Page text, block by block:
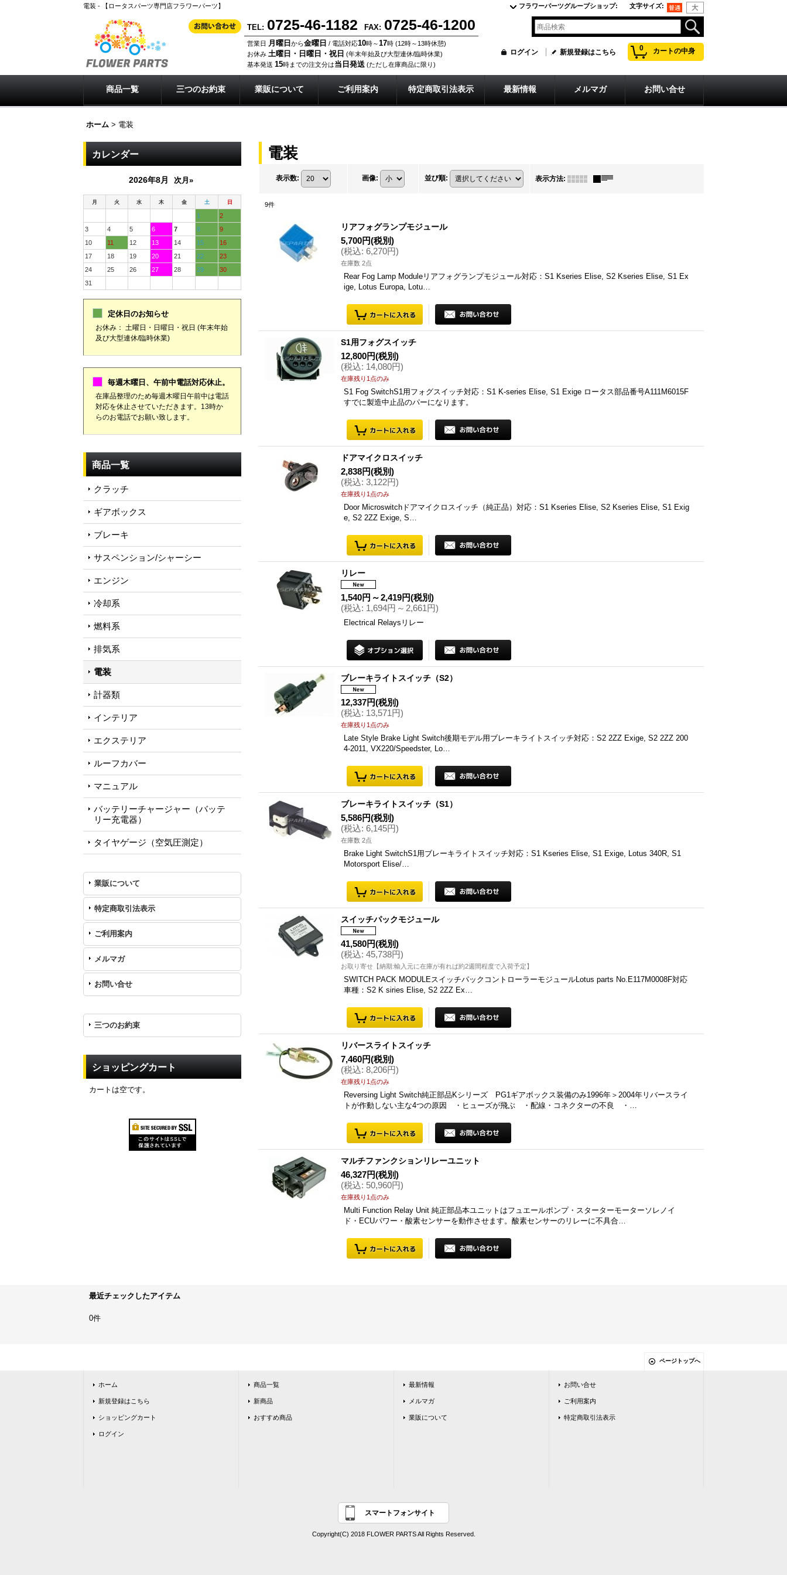
電装 - 【ロータスパーツ専門店フラワーパーツ】 文字サイズ:
フラワーパーツグループショップ:
TEL: 0725-46-1182 FAX: 0725-46-1200
営業日 月曜日 から金曜日 / 電話対応10時～17時 (12時～13時休憩)
お休み 土曜日・日曜日・祝日 (年末年始及び大型連休/臨時休業)
基本発送 15時までの注文分は当日発送 (ただし在庫商品に限り)
0 カートの中身
ログイン 新規登録はこちら
商品一覧 三つのお約束 業販について ご利用案内 特定商取引法表示 最新情報 メルマガ お問い合せ
ホーム > 電装
カレンダー
2026年8月 次月»
月 火 水 木 金 土 日
1
2
3
4 5 6 7 8
9
10
11 12 13 14 15
16
17
18 19 20 21 22
23
24
25 26 27 28 29
30
31
定休日のお知らせ
お休み： 土曜日・日曜日・祝日 (年末年始
及び大型連休/臨時休業)
毎週木曜日、午前中電話対応休止。
在庫品整理のため毎週木曜日午前中は電話
対応を休止させていただきます。13時か
らのお電話でお願い致します。
商品一覧
クラッチ
ギアボックス
ブレーキ
サスペンション/シャーシー
エンジン
冷却系
燃料系
排気系
電装
計器類
インテリア
エクステリア
ルーフカバー
マニュアル
バッテリーチャージャー（バッテ
リー充電器）
タイヤゲージ（空気圧測定）
業販について
特定商取引法表示
ご利用案内
メルマガ
お問い合せ
三つのお約束
ショッピングカート
カートは空です。
電装
表示数: 画像: 並び順: 表示方法:
9件
リアフォグランプモジュール
5,700円(税別)
(税込: 6,270円)
在庫数 2点
Rear Fog Lamp Moduleリアフォグランプモジュール対応：S1 Kseries Elise, S2 Kseries Elise, S1 Ex
ige, Lotus Europa, Lotu…
S1用フォグスイッチ
12,800円(税別)
(税込: 14,080円)
在庫残り1点のみ
S1 Fog SwitchS1用フォグスイッチ対応：S1 K-series Elise, S1 Exige ロータス部品番号A111M6015F
すでに製造中止品のパーになります。
ドアマイクロスイッチ
2,838円(税別)
(税込: 3,122円)
在庫残り1点のみ
Door Microswitchドアマイクロスイッチ（純正品）対応：S1 Kseries Elise, S2 Kseries Elise, S1 Exig
e, S2 2ZZ Exige, S…
リレー
1,540円 ～2,419円(税別)
(税込: 1,694円 ～ 2,661円)
Electrical Relaysリレー
ブレーキライトスイッチ（S2）
12,337円(税別)
(税込: 13,571円)
在庫残り1点のみ
Late Style Brake Light Switch後期モデル用ブレーキライトスイッチ対応：S2 2ZZ Exige, S2 2ZZ 200
4-2011, VX220/Speedster, Lo…
ブレーキライトスイッチ（S1）
5,586円(税別)
(税込: 6,145円)
在庫数 2点
Brake Light SwitchS1用ブレーキライトスイッチ対応：S1 Kseries Elise, S1 Exige, Lotus 340R, S1
Motorsport Elise/…
スイッチパックモジュール
41,580円(税別)
(税込: 45,738円)
お取り寄せ【納期:輸入元に在庫が有れば約2週間程度で入荷予定】
SWITCH PACK MODULEスイッチパックコントローラーモジュールLotus parts No.E117M0008F対応
車種：S2 K siries Elise, S2 2ZZ Ex…
リバースライトスイッチ
7,460円(税別)
(税込: 8,206円)
在庫残り1点のみ
Reversing Light Switch純正部品Kシリーズ PG1ギアボックス装備のみ1996年＞2004年リバースライ
トが作動しない主な4つの原因 ・ヒューズが飛ぶ ・配線・コネクターの不良 ・…
マルチファンクションリレーユニット
46,327円(税別)
(税込: 50,960円)
在庫残り1点のみ
Multi Function Relay Unit 純正部品本ユニットはフュエールポンプ・スターターモーターソレノイ
ド・ECUパワー・酸素センサーを動作させます。酸素センサーのリレーに不具合…
最近チェックしたアイテム
0件
ページトップへ
ホーム
新規登録はこちら
ショッピングカート
ログイン
商品一覧
新商品
おすすめ商品
最新情報
メルマガ
業販について
お問い合せ
ご利用案内
特定商取引法表示
スマートフォンサイト
Copyright(C) 2018 FLOWER PARTS All Rights Reserved.